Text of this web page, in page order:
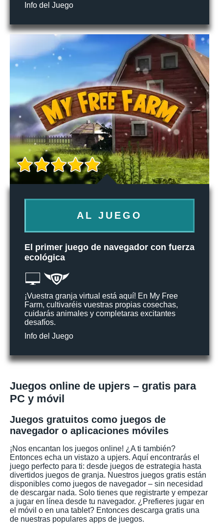
Info del Juego
AL JUEGO
El primer juego de navegador con fuerza
ecológica
¡Vuestra granja virtual está aquí! En My Free
Farm, cultivaréis vuestras propias cosechas,
cuidarás animales y completaras excitantes
desafíos.
Info del Juego
Juegos online de upjers – gratis para
PC y móvil
Juegos gratuitos como juegos de
navegador o aplicaciones móviles
¡Nos encantan los juegos online! ¿A ti también?
Entonces echa un vistazo a upjers. Aquí encontrarás el
juego perfecto para ti: desde juegos de estrategia hasta
divertidos juegos de granja. Nuestros juegos gratis están
disponibles como juegos de navegador – sin necesidad
de descargar nada. Solo tienes que registrarte y empezar
a jugar en línea desde tu navegador. ¿Prefieres jugar en
el móvil o en una tablet? Entonces descarga gratis una
de nuestras populares apps de juegos.